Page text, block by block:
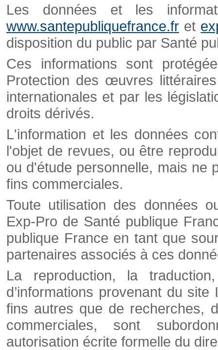
Les données et les
www.santepubliquefrance.fr et
disposition du public par Santé
Ces informations sont
Protection des œuvres
internationales et par les
droits dérivés.
L'information et les données
l'objet de revues, ou être
ou d'étude personnelle, mais ne
fins commerciales.
Toute utilisation des données
Exp-Pro de Santé publique
publique France en tant que
partenaires associés à ces
La reproduction, la
d’informations provenant du
fins autres que de recherches,
commerciales, sont
autorisation écrite formelle du